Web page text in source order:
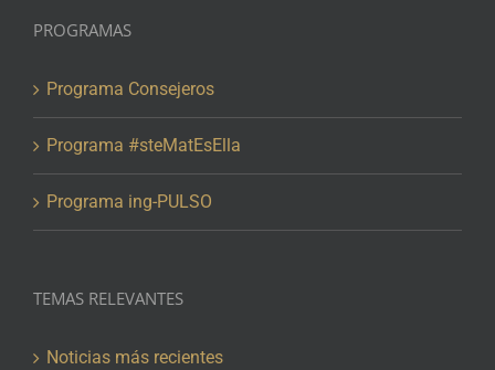
PROGRAMAS
Programa Consejeros
Programa #steMatEsElla
Programa ing-PULSO
TEMAS RELEVANTES
Noticias más recientes